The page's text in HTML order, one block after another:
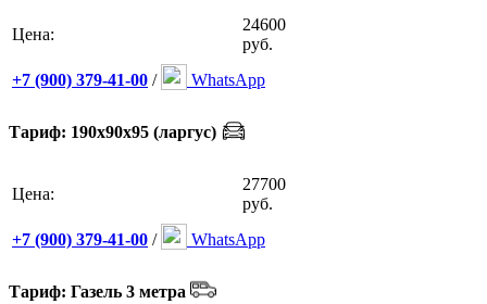
Цена:
24600
руб.
+7 (900) 379-41-00 / WhatsApp
Тариф: 190х90х95 (ларгус)
Цена:
27700
руб.
+7 (900) 379-41-00 / WhatsApp
Тариф: Газель 3 метра